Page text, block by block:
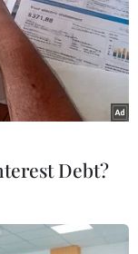
nhiều phân
tại Nam
Debt?